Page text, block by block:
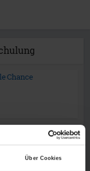
Über Cookies
Chance